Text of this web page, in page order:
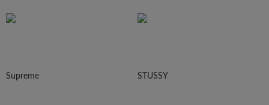
Supreme STUSSY